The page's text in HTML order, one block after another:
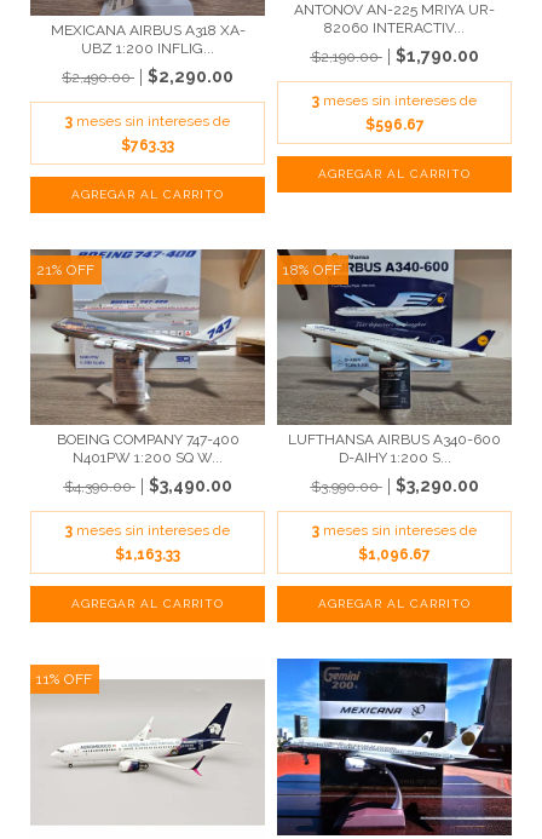
MEXICANA AIRBUS A318 XA-
UBZ 1:200 INFLIG...
$2,490.00
$2,290.00
3 meses sin intereses de
$763.33
ANTONOV AN-225 MRIYA UR-
82060 INTERACTIV...
$2,190.00
$1,790.00
3 meses sin intereses de
$596.67
21% OFF
BOEING COMPANY 747-400
N401PW 1:200 SQ W...
$4,390.00
$3,490.00
3 meses sin intereses de
$1,163.33
18% OFF
LUFTHANSA AIRBUS A340-600
D-AIHY 1:200 S...
$3,990.00
$3,290.00
3 meses sin intereses de
$1,096.67
11% OFF